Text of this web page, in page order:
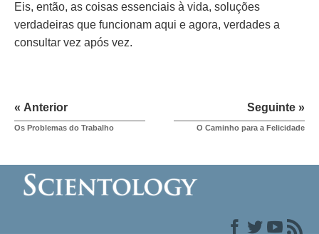
Eis, então, as coisas essenciais à vida, soluções
verdadeiras que funcionam aqui e agora, verdades a
consultar vez após vez.
« Anterior
Os Problemas do Trabalho
Seguinte »
O Caminho para a Felicidade